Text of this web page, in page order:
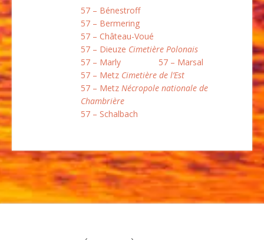
57 – Bénestroff
57 – Bermering
57 – Château-Voué
57 – Dieuze Cimetière Polonais
57 – Marly
57 – Marsal
57 – Metz Cimetière de l’Est
57 – Metz Nécropole nationale de
Chambrière
57 – Schalbach